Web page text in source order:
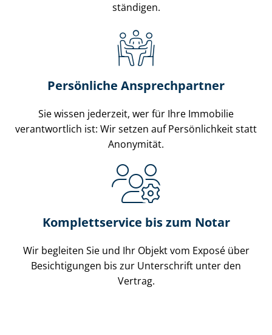
stän­di­gen.
Persönliche Ansprechpartner
Sie wissen jederzeit, wer für Ihre Immobilie
verantwortlich ist: Wir setzen auf Persönlichkeit statt
Anonymität.
Komplettservice bis zum Notar
Wir begleiten Sie und Ihr Objekt vom Exposé über
Besichtigungen bis zur Unterschrift unter den
Vertrag.